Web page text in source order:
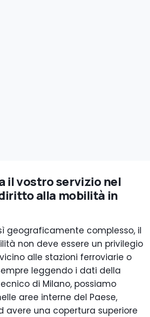
il vostro servizio nel
alla mobilità in
geograficamente complesso, il
non deve essere un privilegio
alle stazioni ferroviarie o
leggendo i dati della
di Milano, possiamo
aree interne del Paese,
avere una copertura superiore